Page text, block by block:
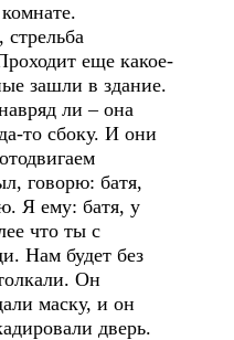
еще какое-
зашли в здание.
ли – она
то сбоку. И они
говорю: батя,
Я ему: батя, у
что ты с
Нам будет без
Он
маску, и он
дверь.